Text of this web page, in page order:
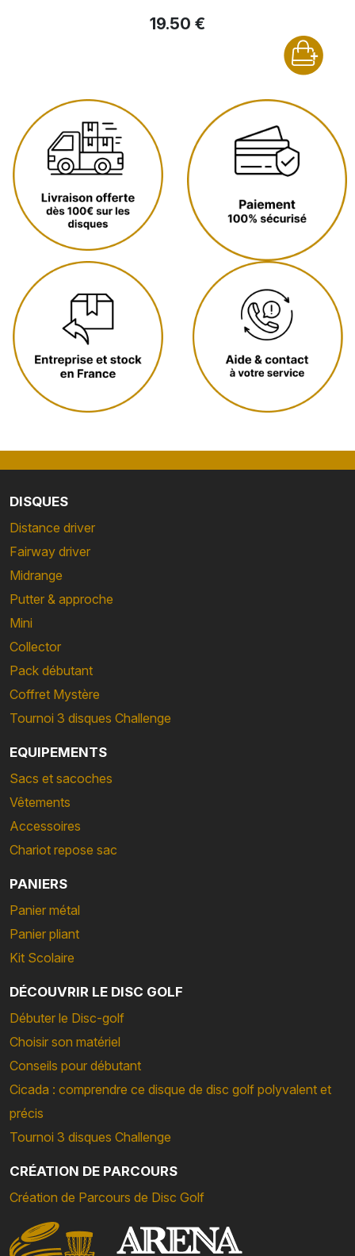
19.50 €
DISQUES
Distance driver
Fairway driver
Midrange
Putter & approche
Mini
Collector
Pack débutant
Coffret Mystère
Tournoi 3 disques Challenge
EQUIPEMENTS
Sacs et sacoches
Vêtements
Accessoires
Chariot repose sac
PANIERS
Panier métal
Panier pliant
Kit Scolaire
DÉCOUVRIR LE DISC GOLF
Débuter le Disc-golf
Choisir son matériel
Conseils pour débutant
Cicada : comprendre ce disque de disc golf polyvalent et
précis
Tournoi 3 disques Challenge
CRÉATION DE PARCOURS
Création de Parcours de Disc Golf